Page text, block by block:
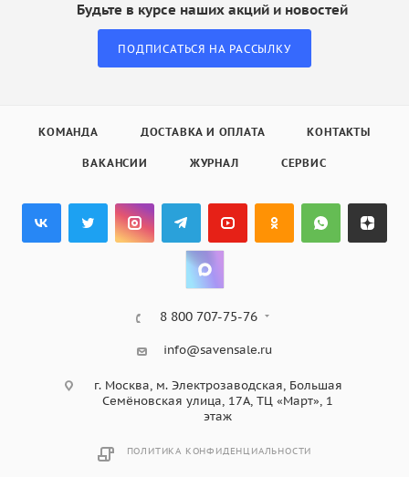
Будьте в курсе наших акций и новостей
ПОДПИСАТЬСЯ НА РАССЫЛКУ
КОМАНДА ДОСТАВКА И ОПЛАТА КОНТАКТЫ
ВАКАНСИИ ЖУРНАЛ СЕРВИС
8 800 707-75-76
info@savensale.ru
г. Москва, м. Электрозаводская, Большая
Семёновская улица, 17А, ТЦ «Март», 1
этаж
ПОЛИТИКА КОНФИДЕНЦИАЛЬНОСТИ